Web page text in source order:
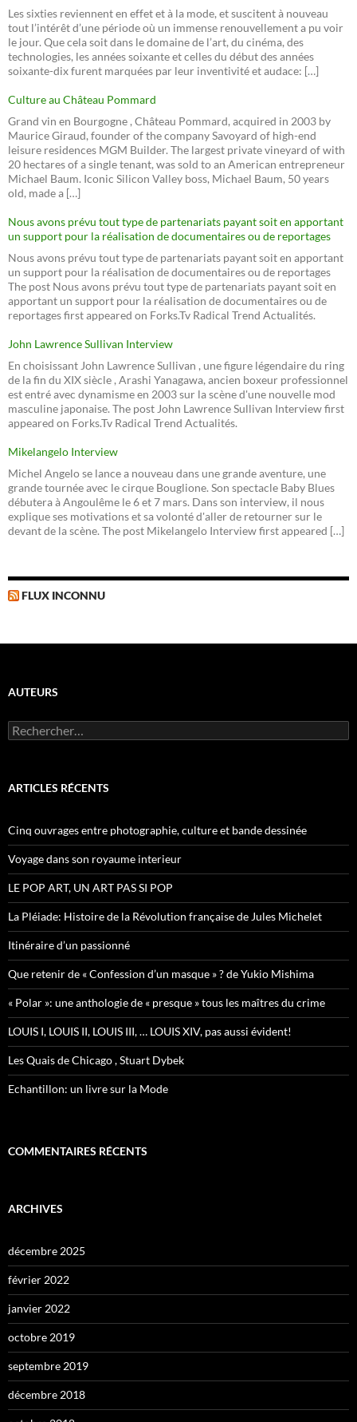
Les sixties reviennent en effet et à la mode, et suscitent à nouveau
tout l’intérêt d’une période où un immense renouvellement a pu voir
le jour. Que cela soit dans le domaine de l’art, du cinéma, des
technologies, les années soixante et celles du début des années
soixante-dix furent marquées par leur inventivité et audace: […]
Culture au Château Pommard
Grand vin en Bourgogne , Château Pommard, acquired in 2003 by
Maurice Giraud, founder of the company Savoyard of high-end
leisure residences MGM Builder. The largest private vineyard of with
20 hectares of a single tenant, was sold to an American entrepreneur
Michael Baum. Iconic Silicon Valley boss, Michael Baum, 50 years
old, made a […]
Nous avons prévu tout type de partenariats payant soit en apportant
un support pour la réalisation de documentaires ou de reportages
Nous avons prévu tout type de partenariats payant soit en apportant
un support pour la réalisation de documentaires ou de reportages
The post Nous avons prévu tout type de partenariats payant soit en
apportant un support pour la réalisation de documentaires ou de
reportages first appeared on Forks.Tv Radical Trend Actualités.
John Lawrence Sullivan Interview
En choisissant John Lawrence Sullivan , une figure légendaire du ring
de la fin du XIX siècle , Arashi Yanagawa, ancien boxeur professionnel
est entré avec dynamisme en 2003 sur la scène d'une nouvelle mod
masculine japonaise. The post John Lawrence Sullivan Interview first
appeared on Forks.Tv Radical Trend Actualités.
Mikelangelo Interview
Michel Angelo se lance a nouveau dans une grande aventure, une
grande tournée avec le cirque Bouglione. Son spectacle Baby Blues
débutera à Angoulême le 6 et 7 mars. Dans son interview, il nous
explique ses motivations et sa volonté d'aller de retourner sur le
devant de la scène. The post Mikelangelo Interview first appeared […]
FLUX INCONNU
AUTEURS
R
e
e
h
e
r
:
ARTICLES RÉCENTS
Cinq ouvrages entre photographie, culture et bande dessinée
Voyage dans son royaume interieur
LE POP ART, UN ART PAS SI POP
La Pléiade: Histoire de la Révolution française de Jules Michelet
Itinéraire d’un passionné
Que retenir de « Confession d’un masque » ? de Yukio Mishima
« Polar »: une anthologie de « presque » tous les maîtres du crime
LOUIS I, LOUIS II, LOUIS III, … LOUIS XIV, pas aussi évident!
Les Quais de Chicago , Stuart Dybek
Echantillon: un livre sur la Mode
COMMENTAIRES RÉCENTS
ARCHIVES
décembre 2025
février 2022
janvier 2022
octobre 2019
septembre 2019
décembre 2018